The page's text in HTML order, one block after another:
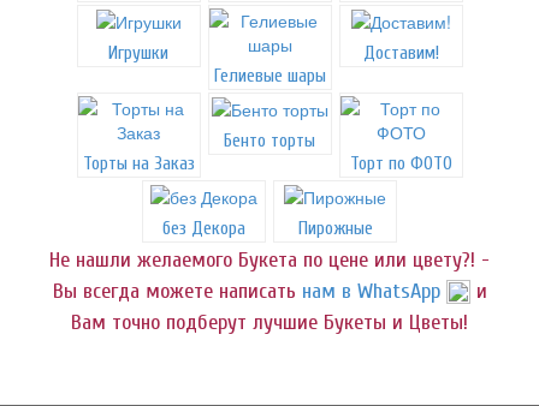
Игрушки
Гелиевые шары
Доставим!
Торты на Заказ
Бенто торты
Торт по ФОТО
без Декора Пирожные
Не нашли желаемого Букета по цене или цвету?! -
Вы всегда можете написать нам в WhatsApp
и
Вам точно подберут лучшие Букеты и Цветы!